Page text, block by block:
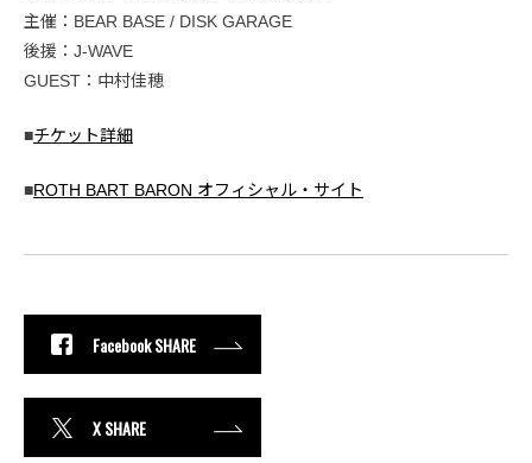
主催：BEAR BASE / DISK GARAGE
後援：J-WAVE
GUEST：中村佳穂
■チケット詳細
■ROTH BART BARON オフィシャル・サイト
Facebook SHARE
X SHARE